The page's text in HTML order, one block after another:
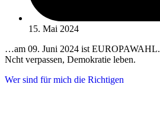
15. Mai 2024
…am 09. Juni 2024 ist EUROPAWAHL.
Ncht verpassen, Demokratie leben.
Wer sind für mich die Richtigen